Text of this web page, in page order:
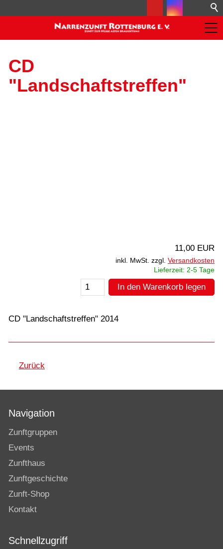
CD
"Landschaftstreffen"
11,00 EUR
inkl. MwSt. zzgl. Versandkosten
Lieferzeit: 2-5 Tage
In den Warenkorb legen
CD "Landschaftstreffen" 2014
Zurück
Navigation
Zunftgruppen
Events
Zunfthaus
Zunftgeschichte
Zunft-Shop
Kontakt
Schnellzugriff